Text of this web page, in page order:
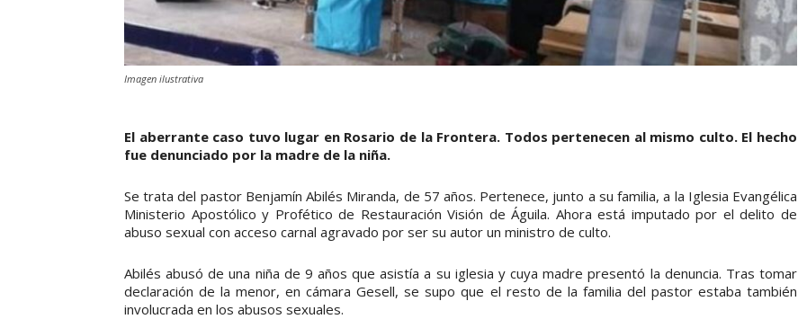
Imagen ilustrativa
El aberrante caso tuvo lugar en Rosario de la Frontera. Todos pertenecen al mismo culto. El hecho
fue denunciado por la madre de la niña.
Se trata del pastor Benjamín Abilés Miranda, de 57 años. Pertenece, junto a su familia, a la Iglesia Evangélica
Ministerio Apostólico y Profético de Restauración Visión de Águila. Ahora está imputado por el delito de
abuso sexual con acceso carnal agravado por ser su autor un ministro de culto.
Abilés abusó de una niña de 9 años que asistía a su iglesia y cuya madre presentó la denuncia. Tras tomar
declaración de la menor, en cámara Gesell, se supo que el resto de la familia del pastor estaba también
involucrada en los abusos sexuales.